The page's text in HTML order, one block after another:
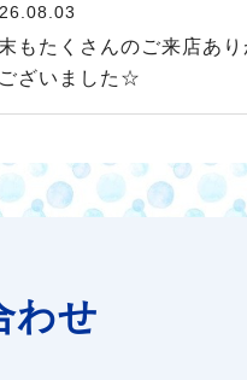
もたくさんのご来店あ
ざいました☆
わせ